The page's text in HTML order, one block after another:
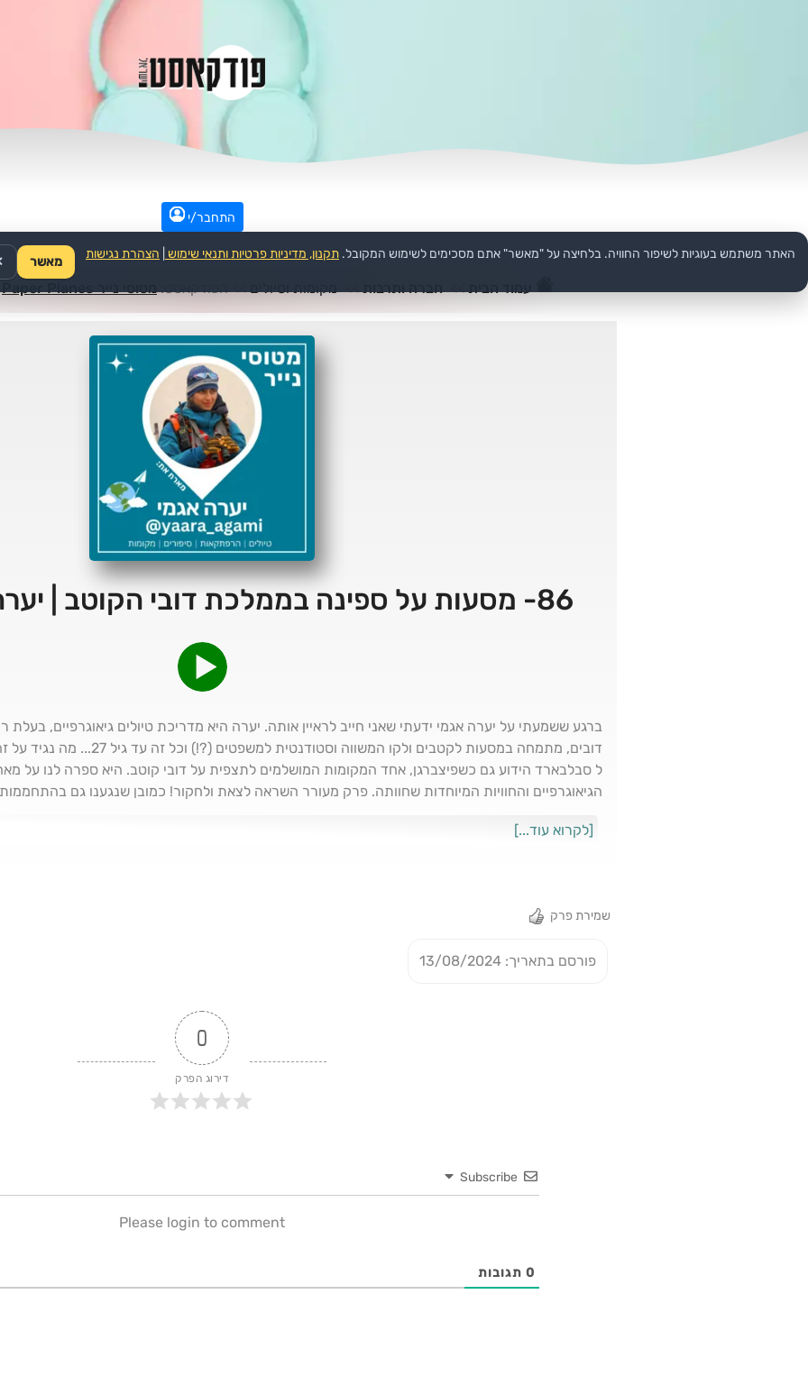
התחבר/י
עמוד הבית >> חברה ותרבות >> מקומות וטיולים >>הפודקאסט: מטוסי נייר Paper Planes
86- מסעות על ספינה בממלכת דובי הקוטב | יערה אגמי 🐻‍❄️ 🧊
ברגע ששמעתי על יערה אגמי ידעתי שאני חייב לראיין אותה. יערה היא מדריכת טיולים גיאוגרפיים, בעלת
דובים, מתמחה במסעות לקטבים ולקו
ל סבלבארד הידוע גם כשפיצברגן, אחד המקומות המושלמים לתצפית על דובי קוטב. היא ספרה לנו על
הגיאוגרפיים והחוויות המיוחדות שחוותה. פרק מעורר השראה לצאת ולחקור! כמובן שנגענו גם
[לקרוא עוד...]
שמירת פרק
פורסם בתאריך: 13/08/2024
0
דירוג הפרק
Subscribe
Please login to comment
0 תגובות
האתר משתמש בעוגיות לשיפור החוויה. בלחיצה על "מאשר" אתם מסכימים לשימוש המקובל. תקנון, מדיניות פרטיות ותנאי שימוש הצהרת נגישות
מאשר